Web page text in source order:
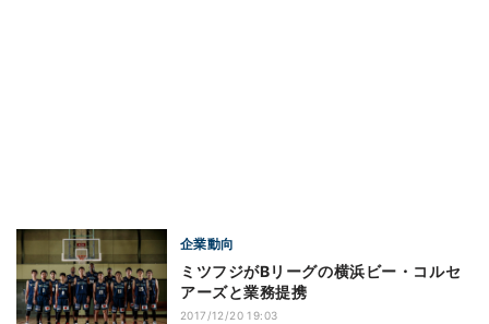
企業動向
ミツフジがBリーグの横浜ビー・コルセ
アーズと業務提携
2017/12/20 19:03